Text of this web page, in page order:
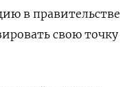
в правительстве
свою точку